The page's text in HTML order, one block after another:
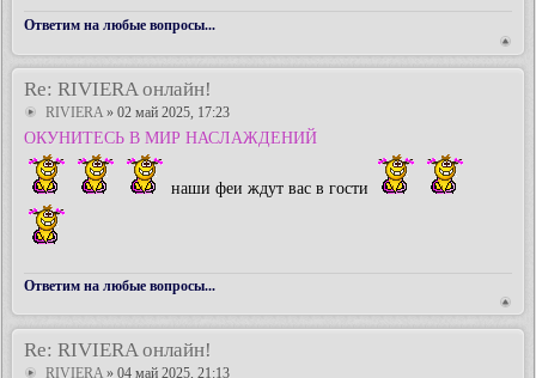
Ответим на любые вопросы...
Re: RIVIERA онлайн!
RIVIERA » 02 май 2025, 17:23
ОКУНИТЕСЬ В МИР НАСЛАЖДЕНИЙ
наши феи ждут вас в гости
Ответим на любые вопросы...
Re: RIVIERA онлайн!
RIVIERA» 04 май 2025, 21:13